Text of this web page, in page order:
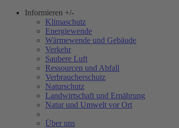
Informieren +/-
Klimaschutz
Energiewende
Wärmewende und Gebäude
Verkehr
Saubere Luft
Ressourcen und Abfall
Verbraucherschutz
Naturschutz
Landwirtschaft und Ernährung
Natur und Umwelt vor Ort
Über uns